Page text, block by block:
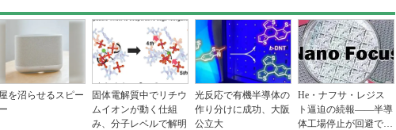
を沼らせるスピー
固体電解質中でリチウ
ムイオンが動く仕組
み、分子レベルで解明
光反応で有機半導体の
作り分けに成功、大阪
公立大
He・ナフサ・レジス
ト逼迫の続報――半導
体工場停止が回避でき